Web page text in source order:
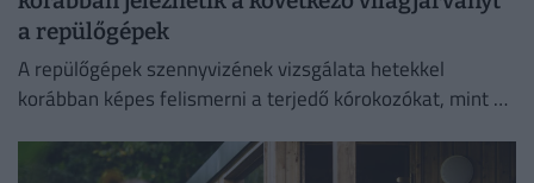
a repülőgépek
A repülőgépek szennyvizének vizsgálata hetekkel
korábban képes felismerni a terjedő kórokozókat, mint a
módszerek.